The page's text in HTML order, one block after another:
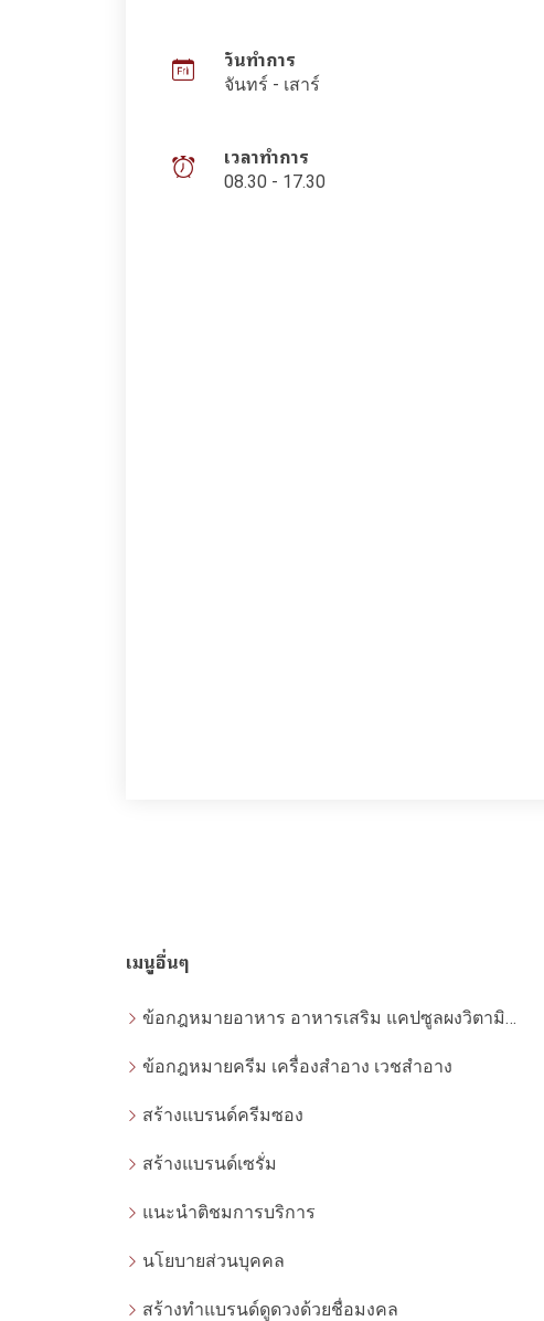
วันทำการ
จันทร์ - เสาร์
เวลาทำการ
08.30 - 17.30
เมนูอื่นๆ
ข้อกฎหมายอาหาร อาหารเสริม แคปซูลผงวิตามินชงดื่ม
ข้อกฎหมายครีม เครื่องสำอาง เวชสำอาง
สร้างแบรนด์ครีมซอง
สร้างแบรนด์เซรั่ม
แนะนำติชมการบริการ
นโยบายส่วนบุคคล
สร้างทำแบรนด์ดูดวงด้วยชื่อมงคล